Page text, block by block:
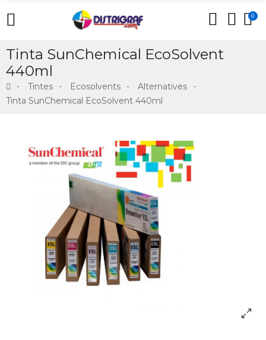
0
Tinta SunChemical EcoSolvent
440ml
Tintes Ecosolvents
Alternatives
Tinta SunChemical EcoSolvent 440ml